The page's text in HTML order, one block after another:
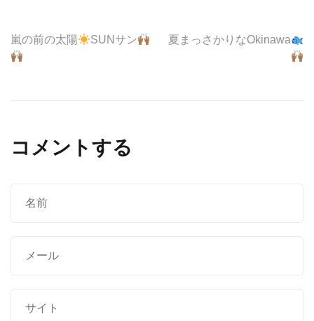
投
ゲ
シ
ン
嵐の前の太陽 SUNサン 夏まっさかりなOkinawa
コメントする